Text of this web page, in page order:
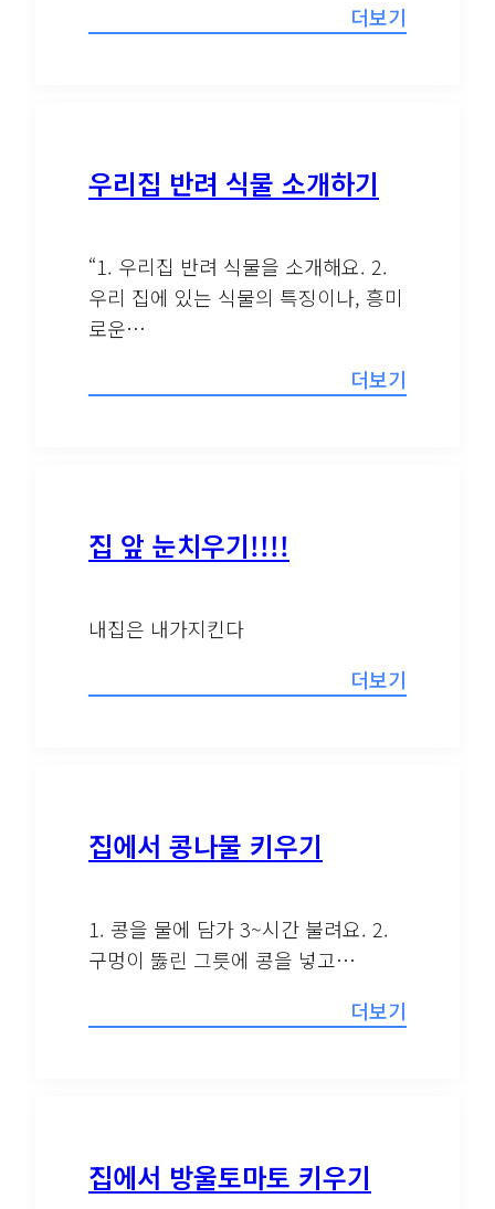
더보기
우리집 반려 식물 소개하기
“1. 우리집 반려 식물을 소개해요. 2.
우리 집에 있는 식물의 특징이나, 흥미
로운…
더보기
집 앞 눈치우기!!!!
내집은 내가지킨다
더보기
집에서 콩나물 키우기
1. 콩을 물에 담가 3~시간 불려요. 2.
구멍이 뚫린 그릇에 콩을 넣고…
더보기
집에서 방울토마토 키우기